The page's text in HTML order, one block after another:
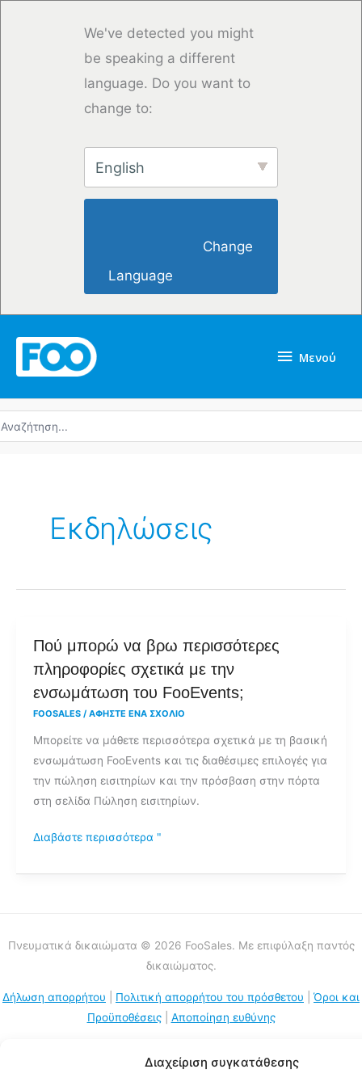
Διαχείριση συγκατάθεσης
We've detected you might
be speaking a different
language. Do you want to
change to:
English
Language
Μενού
Εκδηλώσεις
Πού μπορώ να βρω περισσότερες
πληροφορίες σχετικά με την
ενσωμάτωση του FooEvents;
FOOSALES / ΑΦΉΣΤΕ ΈΝΑ ΣΧΌΛΙΟ
Μπορείτε να μάθετε περισσότερα σχετικά με τη βασική
ενσωμάτωση FooEvents και τις διαθέσιμες επιλογές για
την πώληση εισιτηρίων και την πρόσβαση στην πόρτα
στη σελίδα Πώληση εισιτηρίων.
Πού
μπορώ
πληροφορίες
σχετικά
με
την
του
Διαβάστε περισσότερα "
Πνευματικά δικαιώματα © 2026 FooSales. Με επιφύλαξη παντός
δικαιώματος.
Δήλωση απορρήτου Πολιτική απορρήτου του πρόσθετου
Όροι και
Προϋποθέσεις| Αποποίηση ευθύνης